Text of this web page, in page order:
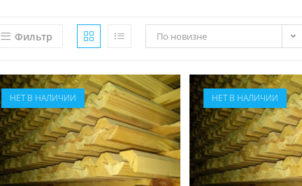
Фильтр По новизне
НЕТ В НАЛИЧИИ НЕТ В НАЛИЧИИ